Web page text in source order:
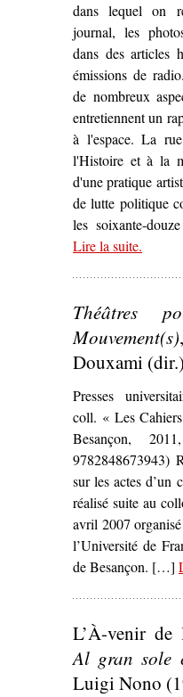
dans lequel on
journal, les
dans des articles
émissions de
de nombreux
entretiennent un
à l'espace. La
l'Histoire et à la
d'une pratique
de lutte politique
les soixante-
Lire la suite– ‘La
.
Théâtres
Mouvement(s)
Douxami (dir.)
Presses
coll. « Les
Besançon,
9782848673943)
sur les actes d’un
réalisé suite au
avril 2007
l’Université de
de Besançon. […]
L’À-venir de
Al gran sole
Luigi Nono